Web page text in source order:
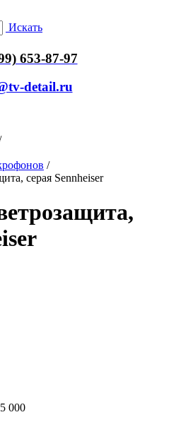
Искать
653-87-97
detail.ru
/
серая Sennheiser
000